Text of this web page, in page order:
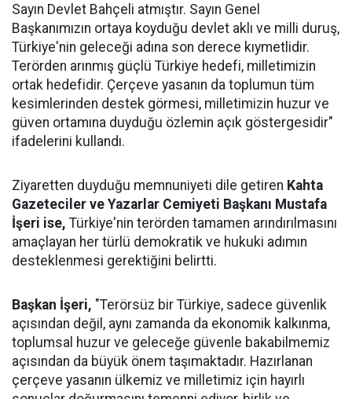
Sayın Devlet Bahçeli atmıştır. Sayın Genel
Başkanımızın ortaya koyduğu devlet aklı ve milli duruş,
Türkiye'nin geleceği adına son derece kıymetlidir.
Terörden arınmış güçlü Türkiye hedefi, milletimizin
ortak hedefidir. Çerçeve yasanın da toplumun tüm
kesimlerinden destek görmesi, milletimizin huzur ve
güven ortamına duyduğu özlemin açık göstergesidir"
ifadelerini kullandı.
Ziyaretten duyduğu memnuniyeti dile getiren Kahta
Gazeteciler ve Yazarlar Cemiyeti Başkanı Mustafa
İşeri ise, Türkiye'nin terörden tamamen arındırılmasını
amaçlayan her türlü demokratik ve hukuki adımın
desteklenmesi gerektiğini belirtti.
Başkan İşeri, "Terörsüz bir Türkiye, sadece güvenlik
açısından değil, aynı zamanda da ekonomik kalkınma,
toplumsal huzur ve geleceğe güvenle bakabilmemiz
açısından da büyük önem taşımaktadır. Hazırlanan
çerçeve yasanın ülkemiz ve milletimiz için hayırlı